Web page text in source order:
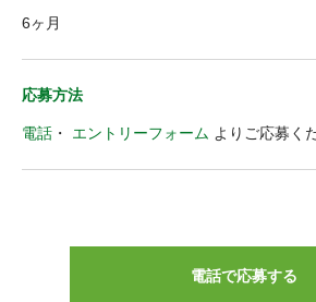
6ヶ月
応募方法
電話 ・ エントリーフォーム よりご応募く
電話で応募する